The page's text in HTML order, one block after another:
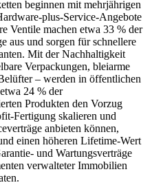
beginnen mit mehrjährigen
plus-Service-Angebote
Ventile machen etwa 33 % der
aus und sorgen für schnellere
Mit der Nachhaltigkeit
Verpackungen, bleiarme
– werden in öffentlichen
24 % der
Produkten den Vorzug
Fertigung skalieren und
anbieten können,
einen höheren Lifetime-Wert
und Wartungsverträge
verwalteter Immobilien